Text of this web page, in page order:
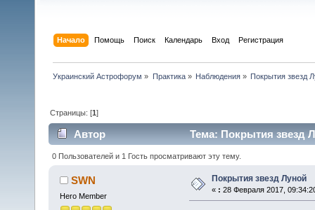
Начало Помощь Поиск Календарь Вход Регистрация
Украинский Астрофорум » Практика» Наблюдения» Покрытия звезд
Страницы: [1]
Автор Тема: Покрытия звезд
0 Пользователей и 1 Гость просматривают эту тему.
SWN
Hero Member
Покрытия звезд Луной
« : 28 Февраля 2017,